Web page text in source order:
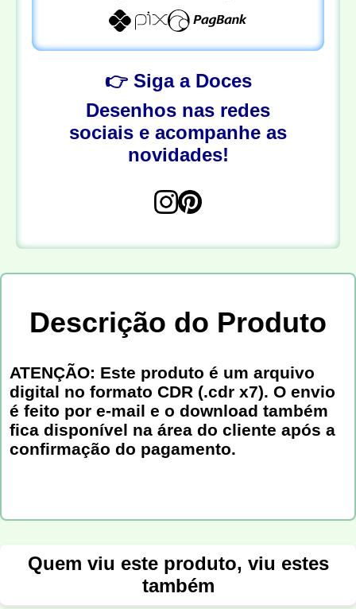
👉 Siga a Doces
Desenhos nas redes
sociais e acompanhe as
novidades!
Descrição do Produto
ATENÇÃO: Este produto é um arquivo
digital no formato CDR (.cdr x7). O envio
é feito por e-mail e o download também
fica disponível na área do cliente após a
confirmação do pagamento.
Quem viu este produto, viu estes
também